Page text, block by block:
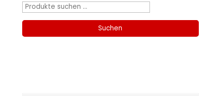
Suchen
Suchen